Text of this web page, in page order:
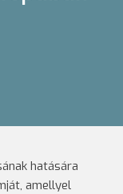
hatására
amellyel